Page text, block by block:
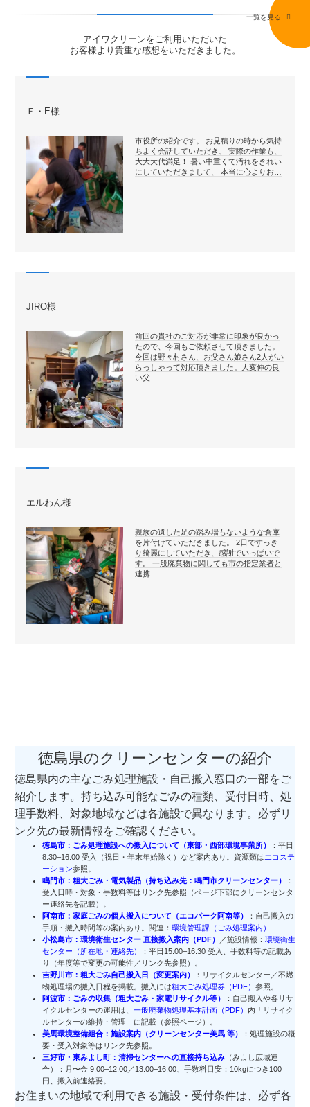
アイワクリーンをご利用いただいた
お客様より貴重な感想をいただきました。
一覧を見る
Ｆ・E様
市役所の紹介です。 お見積りの時から気持
ちよく会話していただき、 実際の作業も、
大大大代満足！ 暑い中重くて汚れをきれい
にしていただきまして、 本当に心よりお…
JIRO様
前回の貴社のご対応が非常に印象が良かっ
たので、今回もご依頼させて頂きました。
今回は野々村さん、お父さん娘さん2人がい
らっしゃって対応頂きました。大変仲の良
い父…
エルわん様
親族の遺した足の踏み場もないような倉庫
を片付けていただきました。 2日ですっき
り綺麗にしていただき、感謝でいっぱいで
す。 一般廃棄物に関しても市の指定業者と
連携…
徳島県のクリーンセンターの紹介
徳島県内の主なごみ処理施設・自己搬入窓口の一部をご
紹介します。持ち込み可能なごみの種類、受付日時、処
理手数料、対象地域などは各施設で異なります。必ずリ
ンク先の最新情報をご確認ください。
徳島市：ごみ処理施設への搬入について（東部・西部環境事業所）
：平日
8:30–16:00 受入（祝日・年末年始除く）など案内あり。資源類はエコステ
ーション参照。
鳴門市：粗大ごみ・電気製品（持ち込み先：鳴門市クリーンセンター）
：
受入日時・対象・手数料等はリンク先参照（ページ下部にクリーンセンタ
ー連絡先を記載）。
阿南市：家庭ごみの個人搬入について（エコパーク阿南等）
：自己搬入の
手順・搬入時間等の案内あり。関連： 環境管理課（ごみ処理案内）
小松島市：環境衛生センター 直接搬入案内（PDF）
／施設情報： 環境衛生
センター（所在地・連絡先）
：平日15:00–16:30 受入、手数料等の記載あ
り（年度等で変更の可能性／リンク先参照）。
吉野川市：粗大ごみ自己搬入日（変更案内）
：リサイクルセンター／不燃
物処理場の搬入日程を掲載。搬入には粗大ごみ処理券（PDF） 参照。
阿波市：ごみの収集（粗大ごみ・家電リサイクル等）
：自己搬入や各リサ
イクルセンターの運用は、 一般廃棄物処理基本計画（PDF） 内「リサイク
ルセンターの維持・管理」に記載（参照ページ）。
美馬環境整備組合：施設案内（クリーンセンター美馬 等）
：処理施設の概
要・受入対象等はリンク先参照。
三好市・東みよし町：清掃センターへの直接持ち込み （みよし広域連
合）：月〜金 9:00–12:00／13:00–16:00、 手数料目安：10kgにつき100
円
、搬入前連絡要。
お住まいの地域で利用できる施設・受付条件は、必ず各